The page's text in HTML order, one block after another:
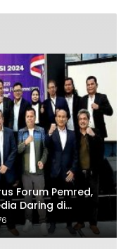
Forum Pemred,
Daring di